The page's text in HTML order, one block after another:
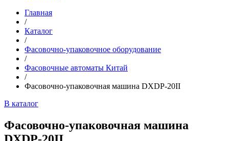
Главная
/
Каталог
/
Фасовочно-упаковочное оборудование
/
Фасовочные автоматы Китай
/
Фасовочно-упаковочная машина DXDP-20II
В каталог
Фасовочно-упаковочная машина